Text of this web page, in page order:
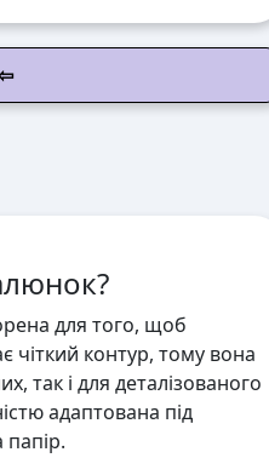
для того, щоб
чіткий контур, тому вона
так і для деталізованого
адаптована під